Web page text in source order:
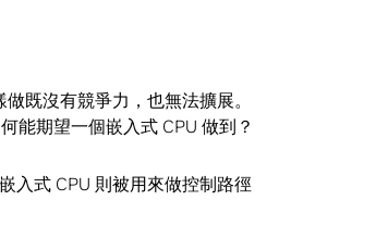
既沒有競爭力，也無法擴展。
能期望一個嵌入式 CPU 做到？
入式 CPU 則被用來做控制路徑